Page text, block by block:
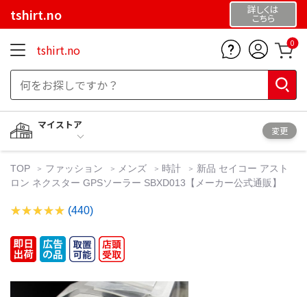
tshirt.no 詳しくは
こちら
tshirt.no 0
マイストア
変更
TOP ファッション メンズ 時計
新品 セイコー アスト
ロン ネクスター GPSソーラー SBXD013【メーカー公式通販】
(440)